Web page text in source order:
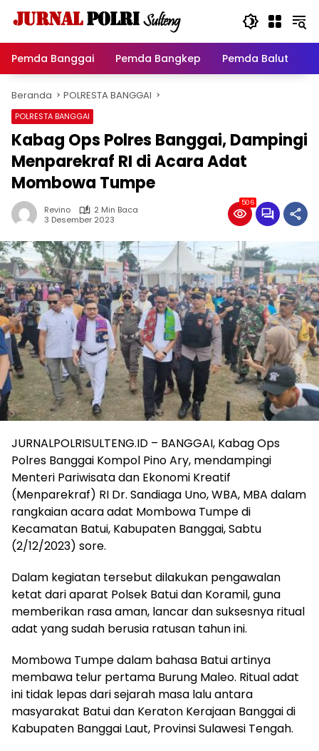
Pemda Banggai
Pemda Bangkep Pemda Balut
Beranda POLRESTA BANGGAI
POLRESTA BANGGAI
Kabag Ops Polres Banggai, Dampingi
Menparekraf RI di Acara Adat
Mombowa Tumpe
Revino
2 Min Baca
3 Desember 2023
506
JURNALPOLRISULTENG.ID – BANGGAI, Kabag Ops
Polres Banggai Kompol Pino Ary, mendampingi
Menteri Pariwisata dan Ekonomi Kreatif
(Menparekraf) RI Dr. Sandiaga Uno, WBA, MBA dalam
rangkaian acara adat Mombowa Tumpe di
Kecamatan Batui, Kabupaten Banggai, Sabtu
(2/12/2023) sore.
Dalam kegiatan tersebut dilakukan pengawalan
ketat dari aparat Polsek Batui dan Koramil, guna
memberikan rasa aman, lancar dan suksesnya ritual
adat yang sudah berusia ratusan tahun ini.
Mombowa Tumpe dalam bahasa Batui artinya
membawa telur pertama Burung Maleo. Ritual adat
ini tidak lepas dari sejarah masa lalu antara
masyarakat Batui dan Keraton Kerajaan Banggai di
Kabupaten Banggai Laut, Provinsi Sulawesi Tengah.